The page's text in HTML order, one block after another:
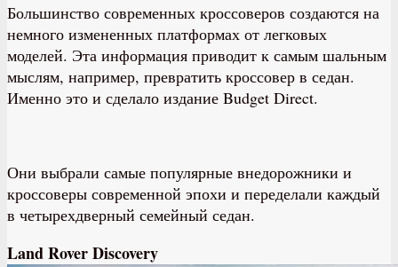
Большинство современных кроссоверов создаются на
немного измененных платформах от легковых
моделей. Эта информация приводит к самым шальным
мыслям, например, превратить кроссовер в седан.
Именно это и сделало издание Budget Direct.
Они выбрали самые популярные внедорожники и
кроссоверы современной эпохи и переделали каждый
в четырехдверный семейный седан.
Land Rover Discovery